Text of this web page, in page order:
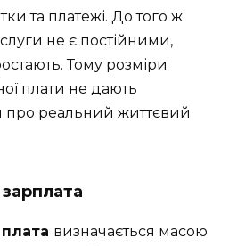
та платежі. До того ж
не є постійними,
Тому розміри
плати не дають
про реальний життєвий
визначається масою